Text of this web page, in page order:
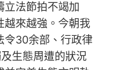
立法節拍不竭加
越來越強。今朝我
令30余部、行政律
生態周遭的狀況